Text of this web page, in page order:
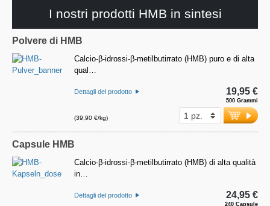
I nostri prodotti HMB in sintesi
Polvere di HMB
Calcio-β-idrossi-β-metilbutirrato (HMB) puro e di alta
qual…
Dettagli del prodotto
(39,90 €/kg)
500 Grammi
19,95 €
Capsule HMB
Calcio-β-idrossi-β-metilbutirrato (HMB) di alta qualità
in…
Dettagli del prodotto
240 Capsule
24,95 €